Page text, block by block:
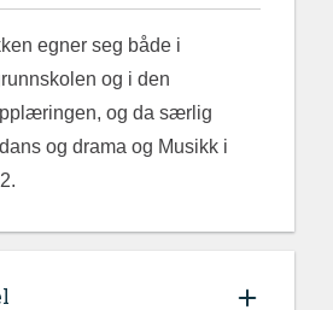
egner seg både i
og i den
og da særlig
og drama og Musikk i